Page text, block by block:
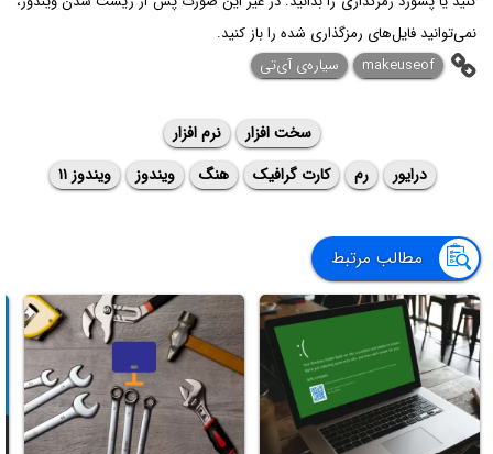
نمی‌توانید فایل‌های رمزگذاری شده را باز کنید.
makeuseof
سیاره‌ی آی‌تی
سخت افزار
نرم افزار
درایور
رم کارت گرافیک هنگ ویندوز ویندوز ۱۱
مطالب مرتبط